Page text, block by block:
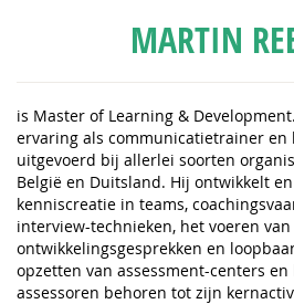
MARTIN
is Master of Learning &
ervaring als communicatietrainer en
uitgevoerd bij allerlei soorten
België en Duitsland. Hij ontwikkelt
kenniscreatie in teams,
interview-technieken, het voeren
ontwikkelingsgesprekken en
opzetten van assessment-centers
assessoren behoren tot zijn